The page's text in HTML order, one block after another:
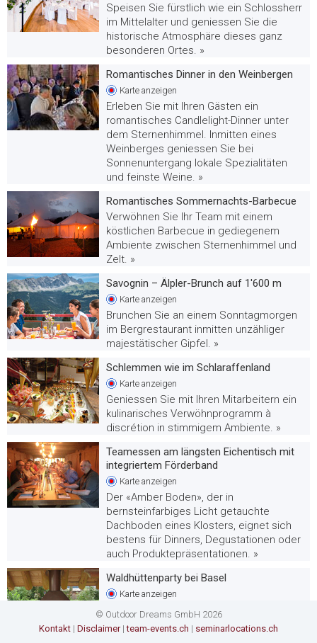
Speisen Sie fürstlich wie ein Schlossherr
im Mittelalter und geniessen Sie die
historische Atmosphäre dieses ganz
besonderen Ortes. »
Romantisches Dinner in den Weinbergen
Karte anzeigen
Erleben Sie mit Ihren Gästen ein
romantisches Candlelight-Dinner unter
dem Sternenhimmel. Inmitten eines
Weinberges geniessen Sie bei
Sonnenuntergang lokale Spezialitäten
und feinste Weine. »
Romantisches Sommernachts-Barbecue
Verwöhnen Sie Ihr Team mit einem
köstlichen Barbecue in gediegenem
Ambiente zwischen Sternenhimmel und
Zelt. »
Savognin – Älpler-Brunch auf 1'600 m
Karte anzeigen
Brunchen Sie an einem Sonntagmorgen
im Bergrestaurant inmitten unzähliger
majestätischer Gipfel. »
Schlemmen wie im Schlaraffenland
Karte anzeigen
Geniessen Sie mit Ihren Mitarbeitern ein
kulinarisches Verwöhnprogramm à
discrétion in stimmigem Ambiente. »
Teamessen am längsten Eichentisch mit
integriertem Förderband
Karte anzeigen
Der «Amber Boden», der in
bernsteinfarbiges Licht getauchte
Dachboden eines Klosters, eignet sich
bestens für Dinners, Degustationen oder
auch Produktepräsentationen. »
Waldhüttenparty bei Basel
Karte anzeigen
Feiern Sie mit Ihren Mitarbeitern mitten
im Wald. Der ideale Anlass für den
© Outdoor Dreams GmbH 2026
Kontakt | Disclaimer|team-events.ch | seminarlocations.ch